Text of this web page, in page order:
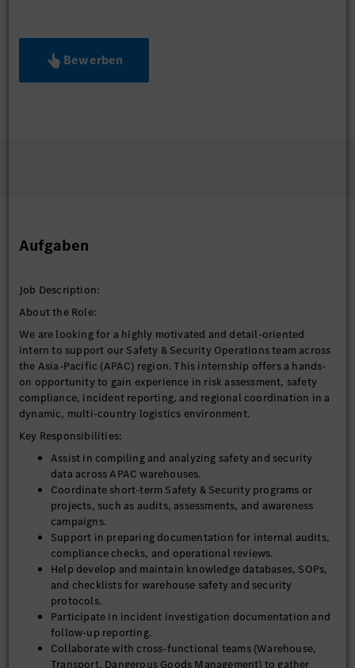
Bewerben
Aufgaben
Job Description:
About the Role:
We are looking for a highly motivated and detail-oriented
intern to support our Safety & Security Operations team across
the Asia-Pacific (APAC) region. This internship offers a hands-
on opportunity to gain experience in risk assessment, safety
compliance, incident reporting, and regional coordination in a
dynamic, multi-country logistics environment.
Key Responsibilities:
Assist in compiling and analyzing safety and security
data across APAC warehouses.
Coordinate short-term Safety & Security programs or
projects, such as audits, assessments, and awareness
campaigns.
Support in preparing documentation for internal audits,
compliance checks, and operational reviews.
Help develop and maintain knowledge databases, SOPs,
and checklists for warehouse safety and security
protocols.
Participate in incident investigation documentation and
follow-up reporting.
Collaborate with cross-functional teams (Warehouse,
Transport, Dangerous Goods Management) to gather